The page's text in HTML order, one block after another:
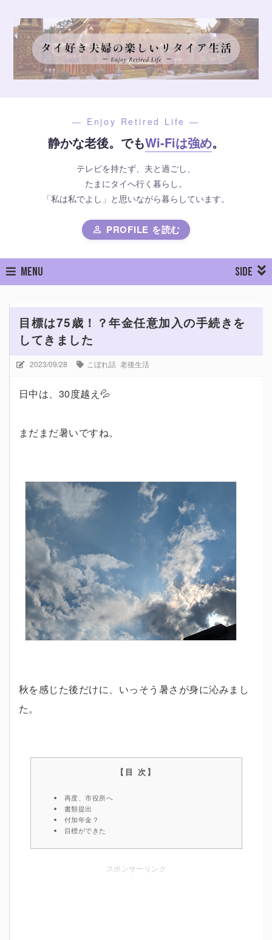
— Enjoy Retired Life —
静かな老後。でもWi-Fiは強め。
テレビを持たず、夫と過ごし、
たまにタイへ行く暮らし。
「私は私でよし」と思いながら暮らしています。
person PROFILE を読む
MENU SIDE
目標は75歳！？年金任意加入の手続きを
してきました
2023/09/28 こぼれ話 老後生活
日中は、30度越え💦
まだまだ暑いですね。
秋を感じた後だけに、いっそう暑さが身に沁みまし
た。
再度、市役所へ
書類提出
付加年金？
目標ができた
スポンサーリンク